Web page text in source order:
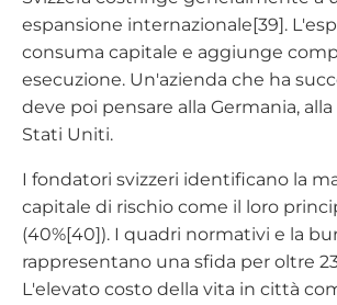
espansione internazionale[39].
consuma capitale e aggiunge
esecuzione. Un'azienda che ha
deve poi pensare alla Germania, alla
Stati Uniti.
I fondatori svizzeri identificano la
capitale di rischio come il loro
(40%[40]). I quadri normativi e la
rappresentano una sfida per oltre
L'elevato costo della vita in città